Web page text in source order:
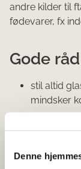
Denne
andre kilder til
fødevarer, fx
Gode
stil altid
mindsker
som den
følg altid